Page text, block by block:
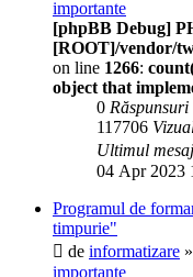
importante
[phpBB Debug]
[ROOT]/vendor/
on line 1266:
object that
0 Răspunsuri
117706
Ultimul mesaj
04 Apr 2023
Programul de
timpurie"
de informatizare
importante